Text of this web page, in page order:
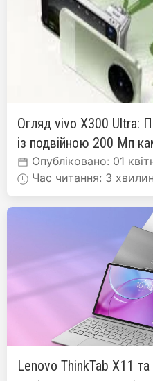
Огляд vivo X300 Ultra:
із подвійною 200 Мп
Опубліковано: 01
Час читання: 3
Lenovo ThinkTab X11